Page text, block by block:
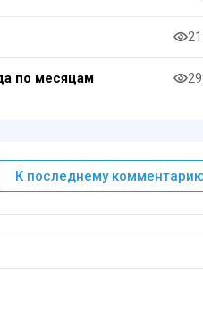
по месяцам
К последнему